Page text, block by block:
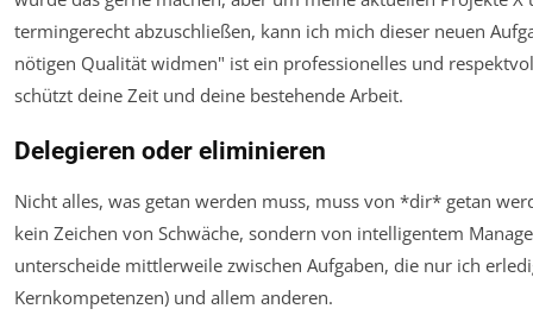
termingerecht abzuschließen, kann ich mich dieser neuen
nötigen Qualität widmen" ist ein professionelles und
schützt deine Zeit und deine bestehende Arbeit.
Delegieren oder eliminieren
Nicht alles, was getan werden muss, muss von *dir* getan
kein Zeichen von Schwäche, sondern von intelligentem
unterscheide mittlerweile zwischen Aufgaben, die nur ich
Kernkompetenzen) und allem anderen.